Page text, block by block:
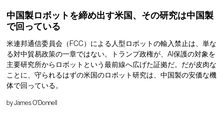
中国製ロボットを締め出す米国、その研究は中国製
で回っている
米連邦通信委員会（FCC）による人型ロボットの輸入禁止は、単な
る対中貿易政策の一章ではない。トランプ政権が、AI保護の対象を
主要研究所からロボットという最前線へ広げた証拠だ。だが皮肉な
ことに、守られるはずの米国のロボット研究は、中国製の安価な機
体で回っている。
byJames O'Donnell